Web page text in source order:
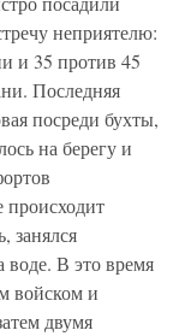
неприятелю:
и 35 против 45
Последняя
посреди бухты,
на берегу и
занялся
воде. В это время
войском и
двумя